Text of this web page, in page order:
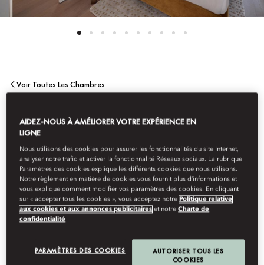
Voir Toutes Les Chambres
RÉSIDENCE À DEUX
CHAMBRES
Luxueuse résidence à deux chambres avec chacune leur salle de
bains privée, dont une chambre standard dotée d’un lit king size
pour les invités. L’espace de vie se compose d’une cuisine haut
de gamme ouverte sur une salle à manger et un salon spacieux.
AIDEZ-NOUS À AMÉLIORER VOTRE EXPÉRIENCE EN
LIGNE
Nous utilisons des cookies pour assurer les fonctionnalités du site Internet,
analyser notre trafic et activer la fonctionnalité Réseaux sociaux. La rubrique
Paramètres des cookies explique les différents cookies que nous utilisons.
Notre règlement en matière de cookies vous fournit plus d’informations et
vous explique comment modifier vos paramètres des cookies. En cliquant
sur « accepter tous les cookies », vous acceptez notrePolitique relative
aux cookies et aux annonces publicitaires et notreCharte de
confidentialité
PARAMÈTRES DES COOKIES
AUTORISER TOUS LES
COOKIES